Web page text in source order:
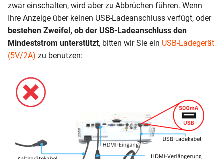
zwar einschalten, wird aber zu Abbrüchen führen. Wenn
Ihre Anzeige über keinen USB-Ladeanschluss verfügt, oder
bestehen Zweifel, ob der USB-Ladeanschluss den
Mindeststrom unterstützt, bitten wir Sie ein USB-Ladegerät
(5V/2A) zu benutzen: